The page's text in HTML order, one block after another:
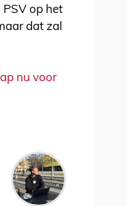
op het
dat zal
nu voor